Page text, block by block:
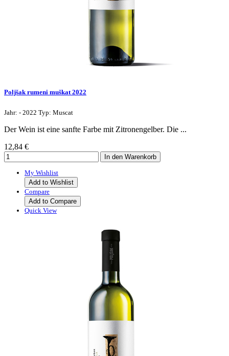
Poljšak rumeni muškat 2022
Jahr: - 2022 Typ: Muscat
Der Wein ist eine sanfte Farbe mit Zitronengelber. Die ...
12,84 €
My Wishlist
Add to Wishlist
Compare
Add to Compare
Quick View